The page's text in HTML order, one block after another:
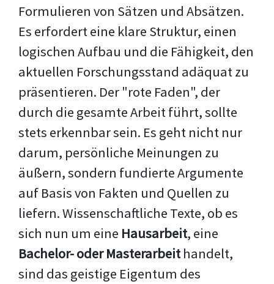
Formulieren von Sätzen und Absätzen.
Es erfordert eine klare Struktur, einen
logischen Aufbau und die Fähigkeit, den
aktuellen Forschungsstand adäquat zu
präsentieren. Der "rote Faden", der
durch die gesamte Arbeit führt, sollte
stets erkennbar sein. Es geht nicht nur
darum, persönliche Meinungen zu
äußern, sondern fundierte Argumente
auf Basis von Fakten und Quellen zu
liefern. Wissenschaftliche Texte, ob es
sich nun um eine Hausarbeit, eine
Bachelor- oder Masterarbeithandelt,
sind das geistige Eigentum des